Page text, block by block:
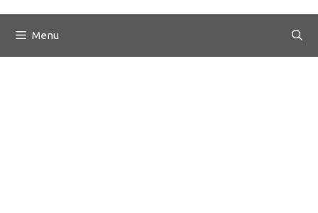
Menu